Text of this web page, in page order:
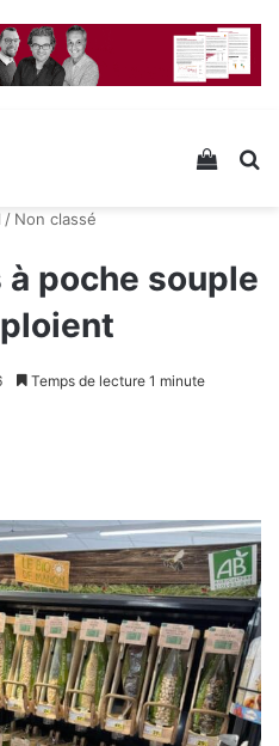
Voir
/ Non classé
poche souple
Temps de lecture 1 minute